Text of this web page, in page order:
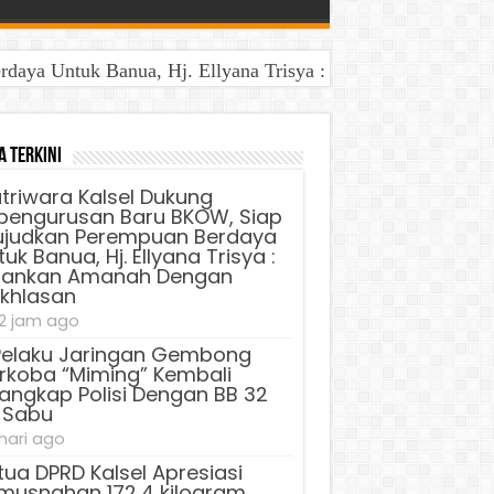
Untuk Banua, Hj. Ellyana Trisya : Jalankan Amanah
32 Kg Sabu
Terkini
Kalsel Dukung
Baru BKOW, Siap
Perempuan Berdaya
Banua, Hj. Ellyana Trisya :
Amanah Dengan
jam ago
Jaringan Gembong
“Miming” Kembali
Polisi Dengan BB 32
ago
DPRD Kalsel Apresiasi